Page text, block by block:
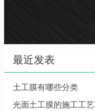
最近发表
土工膜有哪些分类
光面土工膜的施工工艺